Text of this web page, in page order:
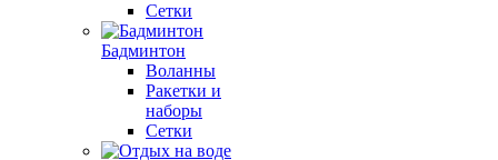
Сетки
Бадминтон
Воланны
Ракетки и
наборы
Сетки